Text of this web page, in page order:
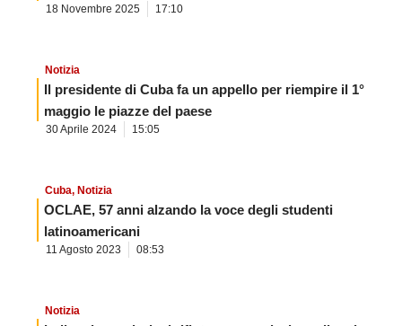
18 Novembre 2025 17:10
Notizia
Il presidente di Cuba fa un appello per riempire il 1°
maggio le piazze del paese
30 Aprile 2024 15:05
Cuba, Notizia
OCLAE, 57 anni alzando la voce degli studenti
latinoamericani
11 Agosto 2023 08:53
Notizia